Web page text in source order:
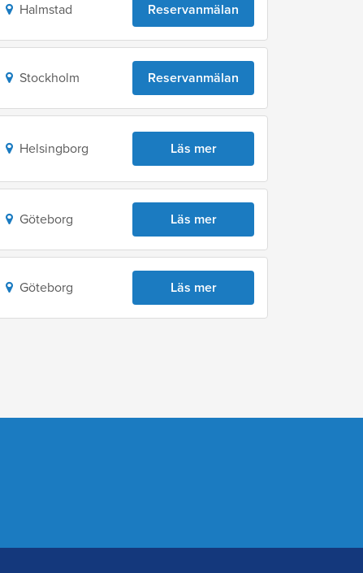
Halmstad Reservanmälan
Stockholm Reservanmälan
Helsingborg Läs mer
Göteborg Läs mer
Göteborg Läs mer